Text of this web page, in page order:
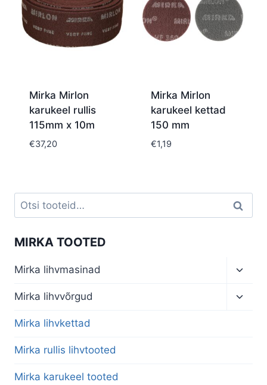
Mirka Mirlon
karukeel rullis
115mm x 10m
€37,20
Mirka Mirlon
karukeel kettad
150 mm
€1,19
Otsi: Otsi
MIRKA TOOTED
Mirka lihvmasinad
menu
Mirka lihvvõrgud
Mirka lihvkettad
Mirka rullis lihvtooted
Mirka karukeel tooted